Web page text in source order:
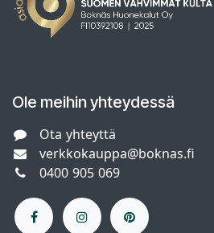
Ole meihin yhteydessä
Ota yhteyttä
verkkokauppa@boknas.fi
0400 905 069